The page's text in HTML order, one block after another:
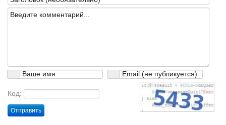
Код:
Отправить